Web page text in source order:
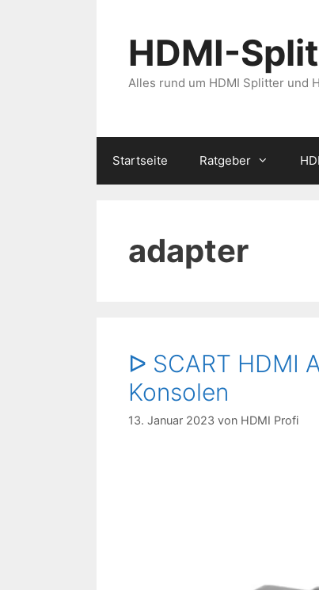
HDMI-
Alles rund um HDMI Splitter und
Startseite Ratgeber
adapter
ᐅ SCART HDMI
Konsolen
13. Januar 2023 von HDMI Profi